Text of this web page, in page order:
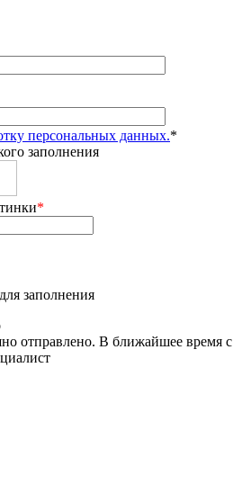
персональных данных.*
заполнения
*
заполнения
отправлено. В ближайшее время с